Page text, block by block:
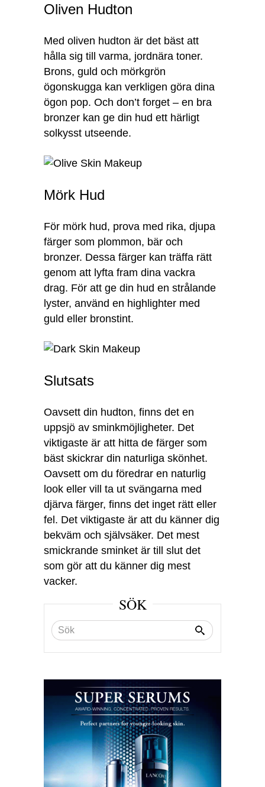
Oliven Hudton
Med oliven hudton är det bäst att
hålla sig till varma, jordnära toner.
Brons, guld och mörkgrön
ögonskugga kan verkligen göra dina
ögon pop. Och don’t forget – en bra
bronzer kan ge din hud ett härligt
solkysst utseende.
Mörk Hud
För mörk hud, prova med rika, djupa
färger som plommon, bär och
bronzer. Dessa färger kan träffa rätt
genom att lyfta fram dina vackra
drag. För att ge din hud en strålande
lyster, använd en highlighter med
guld eller bronstint.
Slutsats
Oavsett din hudton, finns det en
uppsjö av sminkmöjligheter. Det
viktigaste är att hitta de färger som
bäst skickrar din naturliga skönhet.
Oavsett om du föredrar en naturlig
look eller vill ta ut svängarna med
djärva färger, finns det inget rätt eller
fel. Det viktigaste är att du känner dig
bekväm och självsäker. Det mest
smickrande sminket är till slut det
som gör att du känner dig mest
vacker.
SÖK